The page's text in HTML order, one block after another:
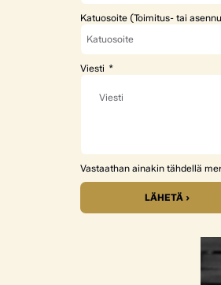
Katuosoite (Toimitus- tai
Viesti
Vastaathan ainakin tähdellä
LÄHETÄ ›